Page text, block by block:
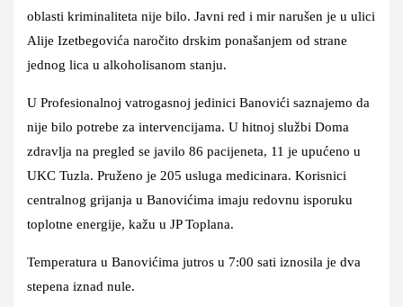
oblasti kriminaliteta nije bilo. Javni red i mir narušen je u ulici
Alije Izetbegovića naročito drskim ponašanjem od strane
jednog lica u alkoholisanom stanju.
U Profesionalnoj vatrogasnoj jedinici Banovići saznajemo da
nije bilo potrebe za intervencijama. U hitnoj službi Doma
zdravlja na pregled se javilo 86 pacijeneta, 11 je upućeno u
UKC Tuzla. Pruženo je 205 usluga medicinara. Korisnici
centralnog grijanja u Banovićima imaju redovnu isporuku
toplotne energije, kažu u JP Toplana.
Temperatura u Banovićima jutros u 7:00 sati iznosila je dva
stepena iznad nule.